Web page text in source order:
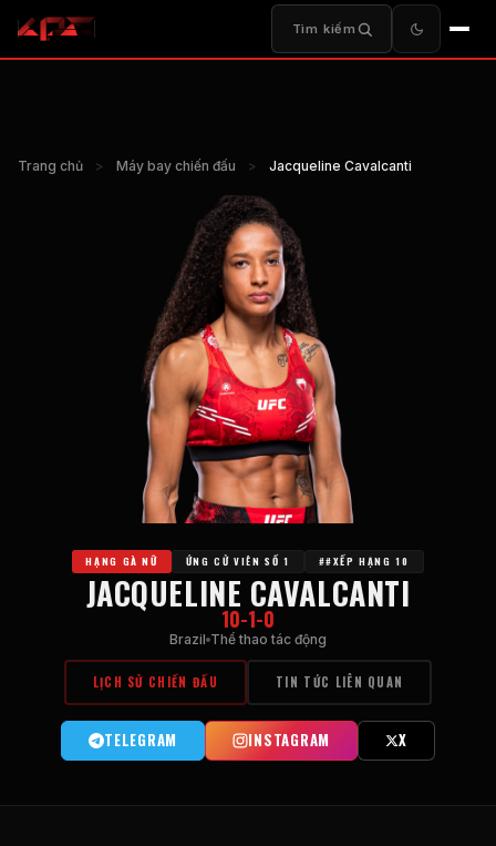
Tìm kiếm
Trang chủ > Máy bay chiến đấu > Jacqueline Cavalcanti
HẠNG GÀ NỮ ỨNG CỬ VIÊN SỐ 1 ##XẾP HẠNG 10
JACQUELINE CAVALCANTI
10-1-0
Brazil Thể thao tác động
LỊCH SỬ CHIẾN ĐẤU TIN TỨC LIÊN QUAN
TELEGRAM INSTAGRAM X